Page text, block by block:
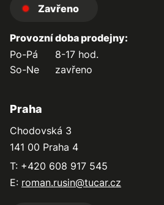
Zavřeno
Provozní doba prodejny:
Po-Pá
8-17 hod.
So-Ne
zavřeno
Praha
Chodovská 3
141 00 Praha 4
T: +420 608 917 545
E: roman.rusin@tucar.cz